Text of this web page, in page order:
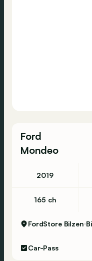
Ford
Mondeo
2019
165 ch
FordStore Bilzen
Car-Pass